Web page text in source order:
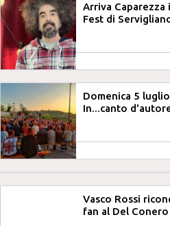
Arriva
Fest di
Domenica 5
In...canto
Vasco Rossi
fan al Del